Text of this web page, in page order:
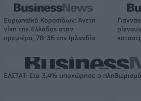
Ευρωπαϊκό Κορασίδων: Άνετη
νίκη της Ελλάδας στην
πρεμιέρα, 78-36 την Ιρλανδία
ΕΛΣΤΑΤ: Στο 3,4% υποχώρησε ο